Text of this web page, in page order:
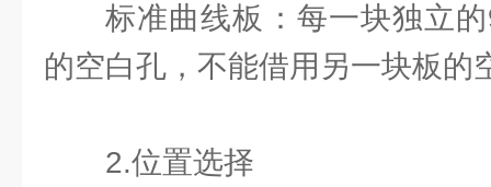
标准曲线板：每一块独立
的空白孔，不能借用另一块板的
2.位置选择